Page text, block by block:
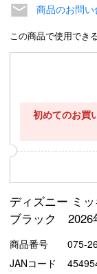
商品のお問い
この商品で使用でき
初めてのお買
ディズニー ミ
ブラック 2026
商品番号
075-
JANコード